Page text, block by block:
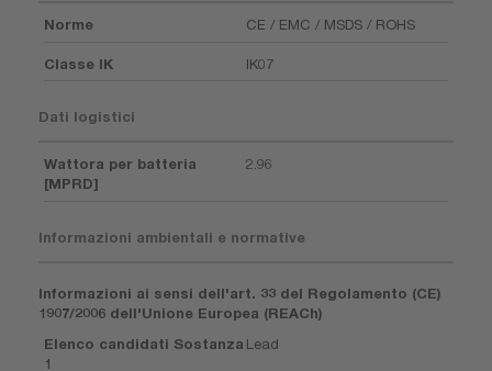
Norme CE / EMC / MSDS / ROHS
Classe IK IK07
Dati logistici
Wattora per batteria
[MPRD]
2.96
Informazioni ambientali e normative
Informazioni ai sensi dell'art. 33 del Regolamento (CE)
1907/2006 dell'Unione Europea (REACh)
Elenco candidati Sostanza
1
Lead